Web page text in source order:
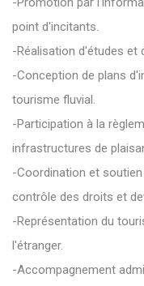
point d'incitants.
-Réalisation d'études et
-Conception de plans
tourisme fluvial.
-Participation à la
infrastructures de
-Coordination et
contrôle des droits et
-Représentation du
l'étranger.
-Accompagnement